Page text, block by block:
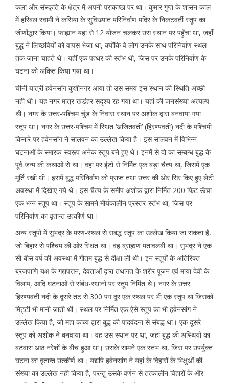
कला और संस्कृति के क्षेत्र में अपनी पराकाष्ठा पर था। कुमार गुप्त के शासन काल
में हरिबल स्वामी ने कसिया के सुविख्यात परिनिर्वाण मंदिर के निकटवर्ती स्तूप का
जीर्णोद्धार किया। फाह्यान यहां से 12 योजन चलकर उस स्थान पर पहुँचा था, जहाँ
बुद्ध ने लिच्छवियों को वापस भेजा था, क्योंकि वे लोग उनके साथ परिनिर्वाण स्थल
तक जाना चाहते थे। यहीं एक पत्थर की स्तंभ थी, जिस पर उनके परिनिर्वाण के
घटना को अंकित किया गया था।
चीनी यात्री हवेनसांग कुशीनगर आया तो उस समय इस स्थान की स्थिति अच्छी
नही थी। यह नगर मात्र खडंहर सदृश्य रह गया था। यहां की जनसंख्या अत्यल्प
थी। नगर के उत्तर-पश्चिम चुंड के निवास स्थान पर अशोक द्वारा बनवाया गया
स्तूप था। नगर के उत्तर-पश्चिम में स्थित ‘अजितवती’ (हिरण्यवती) नदी के पश्चिमी
किनारे पर हवेनसांग ने सालवन का उल्लेख किया है। इस सालवन में विभिन्न
घटनाओं के स्मारक-स्वरूप अनेक स्तूप बने हुए थे। इनमें से दो का सम्बन्ध बुद्ध के
पूर्व जन्म की कथाओं से था। वहां पर ईटों से निर्मित एक बड़ा चैत्य था, जिसमें एक
मूर्ति रखी थी। इसमें बुद्ध परिनिर्वाण को प्राप्त तथा उत्तर की ओर सिर किए हुए लेटी
अवस्था में दिखाए गये थे। इस चैत्य के समीप अशोक द्वारा निर्मित 200 फिट ऊँचा
एक भग्न स्तूप था। स्तूप के सामने मौर्यकालीन प्रस्तर-स्तंभ था, जिस पर
परिनिर्वाण का वृतान्त उत्कीर्ण था।
अन्य स्तूपों में सुभद्र के मरण-स्थल से संबद्ध स्तूप का उल्लेख किया जा सकता है,
जो बिहार से पश्चिम की ओर स्थित था। वह ब्राह्मण मतावलंबी था। सुभद्र ने एक
सौ बीस वर्ष की अवस्था में गौतम बुद्ध से दीक्षा ली थी। इन स्तूपों के अतिरिक्त
ब्रजपाणि यक्ष के गद्दापत्तन, देवताओं द्वारा तथागत के शरीर पूजन एवं माया देवी के
विलाप, आदि घटनाओं से संबंध-स्थानों पर स्तूप निर्मित थे। नगर के उत्तर
हिरण्यवती नदी के दूसरे तट से 300 पग दूर एक स्थल पर भी एक स्तूप था जिसको
मिट्टी भी मानी जाती थी। स्थल पर निर्मित एक ऐसे स्तूप का भी हवेनसांग ने
उल्लेख किया है, जो महा काव्य द्वारा बुद्ध की पादवंदना से संबद्ध था। एक दूसरे
स्तूप को अशोक ने बनवाया था। वह उस स्थान पर था, जहां बुद्ध की अस्थियों का
बटवारा आठ नरेशों के बीच हुआ था। उसके सामने एक स्तंभ था, जिस पर उपर्युक्त
घटना का वृतान्त उत्कीर्ण था। यद्यपि हवेनसांग ने यहां के विहारों के भिक्षुओं की
संख्या का उल्लेख नही किया है, परन्तु उसके वर्णन से तत्कालीन विहारों के और